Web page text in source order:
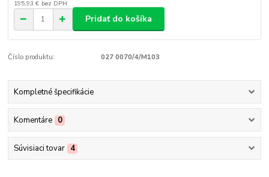
195,93 € bez DPH
Pridať do košíka
Číslo produktu: 027 0070/4/M103
Kompletné špecifikácie
Komentáre 0
Súvisiaci tovar 4